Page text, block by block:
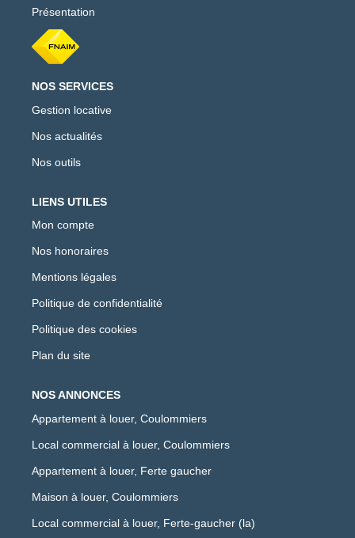
Présentation
NOS SERVICES
Gestion locative
Nos actualités
Nos outils
LIENS UTILES
Mon compte
Nos honoraires
Mentions légales
Politique de confidentialité
Politique des cookies
Plan du site
NOS ANNONCES
Appartement à louer, Coulommiers
Local commercial à louer, Coulommiers
Appartement à louer, Ferte gaucher
Maison à louer, Coulommiers
Local commercial à louer, Ferte-gaucher (la)